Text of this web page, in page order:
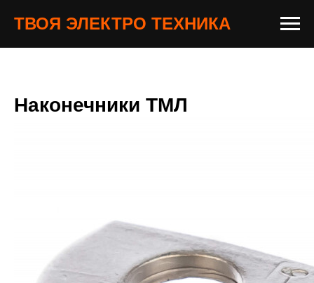
ТВОЯ ЭЛЕКТРО ТЕХНИКА
Наконечники ТМЛ